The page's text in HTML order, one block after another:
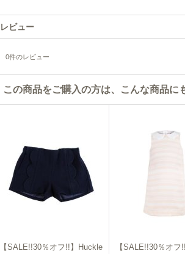
レビュー
0件のレビュー
この商品をご購入の方は、こんな商品に
【SALE!!30％オフ!!】Huckle
【SALE!!30％オ